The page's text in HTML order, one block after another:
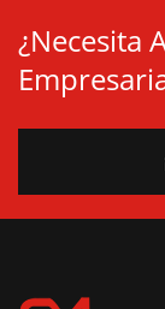
¿Necesita